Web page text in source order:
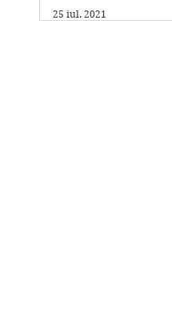
care scriu."
25 iul. 2021